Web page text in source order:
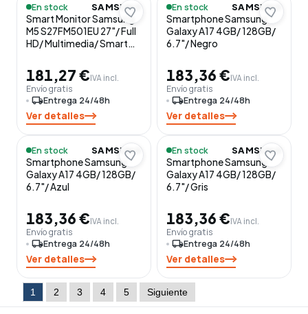
En stock SAMSUNG
Smart Monitor Samsung
M5 S27FM501EU 27"/ Full
HD/ Multimedia/ Smart
181,27 €IVA incl.
Envío gratis
local_shippingEntrega 24/48h
Ver detalles
En stock SAMSUNG
Smartphone Samsung
Galaxy A17 4GB/ 128GB/
6.7"/ Negro
183,36 €IVA incl.
Envío gratis
local_shippingEntrega 24/48h
Ver detalles
En stock SAMSUNG
Smartphone Samsung
Galaxy A17 4GB/ 128GB/
6.7"/ Azul
183,36 €IVA incl.
Envío gratis
local_shippingEntrega 24/48h
Ver detalles
En stock SAMSUNG
Smartphone Samsung
Galaxy A17 4GB/ 128GB/
6.7"/ Gris
183,36 €IVA incl.
Envío gratis
local_shippingEntrega 24/48h
Ver detalles
1 2 3 4 5 Siguiente